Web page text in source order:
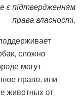
є підтвердженням
права власності.
сложно
могут
право, или
животных от